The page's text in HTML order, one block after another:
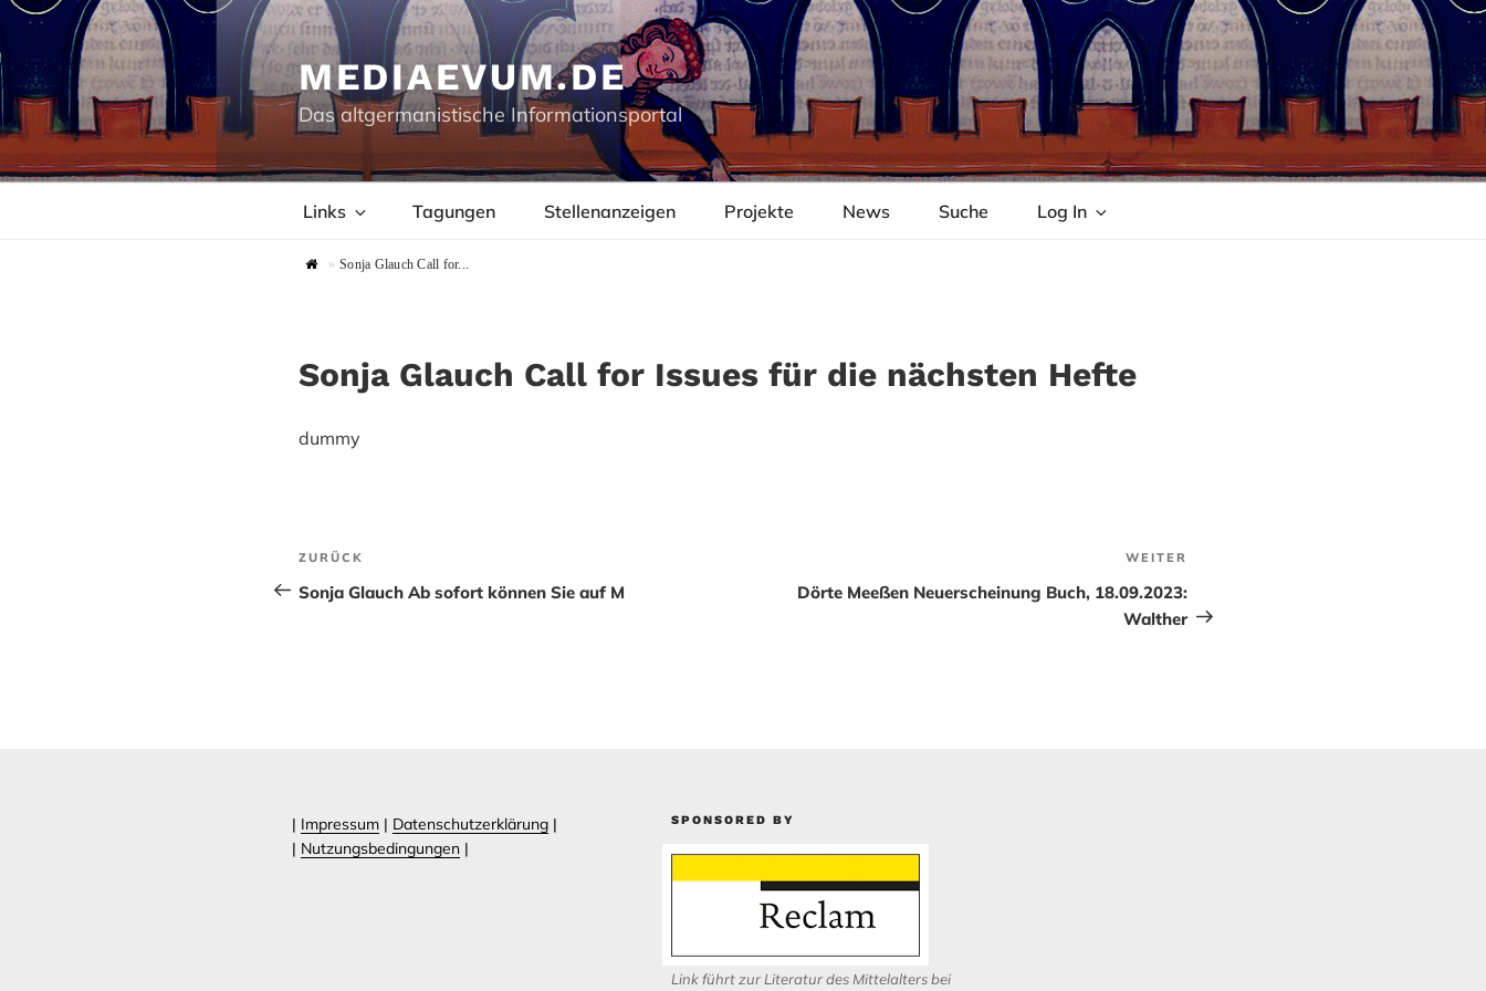
Zum
springen
MEDIAEVUM.DE
Das altgermanistische Informationsportal
Links Tagungen Stellenanzeigen Projekte News Suche Log In
» Sonja Glauch Call for...
Sonja Glauch Call for Issues für die nächsten Hefte
dummy
Beitragsnavigation
Vorheriger
Beitrag
ZURÜCK
Sonja Glauch Ab sofort können Sie auf M
Beitrag
WEITER
Dörte Meeßen Neuerscheinung Buch, 18.09.2023:
Walther
| Impressum | Datenschutzerklärung |
| Nutzungsbedingungen |
SPONSORED BY
Link führt zur Literatur des Mittelalters bei